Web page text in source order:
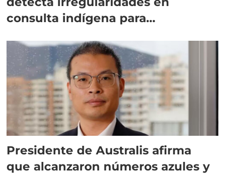
consulta indígena para
Presidente de Australis afirma
que alcanzaron números azules y